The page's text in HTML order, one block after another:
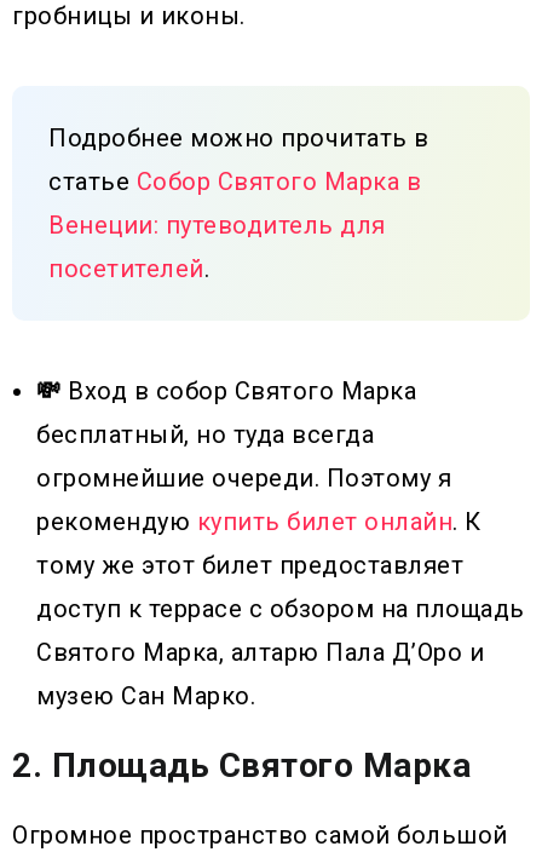
гробницы и иконы.
Подробнее можно прочитать в
статье Собор Святого Марка в
Венеции: путеводитель для
посетителей.
💸 Вход в собор Святого Марка
бесплатный, но туда всегда
огромнейшие очереди. Поэтому я
рекомендую купить билет онлайн. К
тому же этот билет предоставляет
доступ к террасе с обзором на площадь
Святого Марка, алтарю Пала Д’Оро и
музею Сан Марко.
2. Площадь Святого Марка
Огромное пространство самой большой